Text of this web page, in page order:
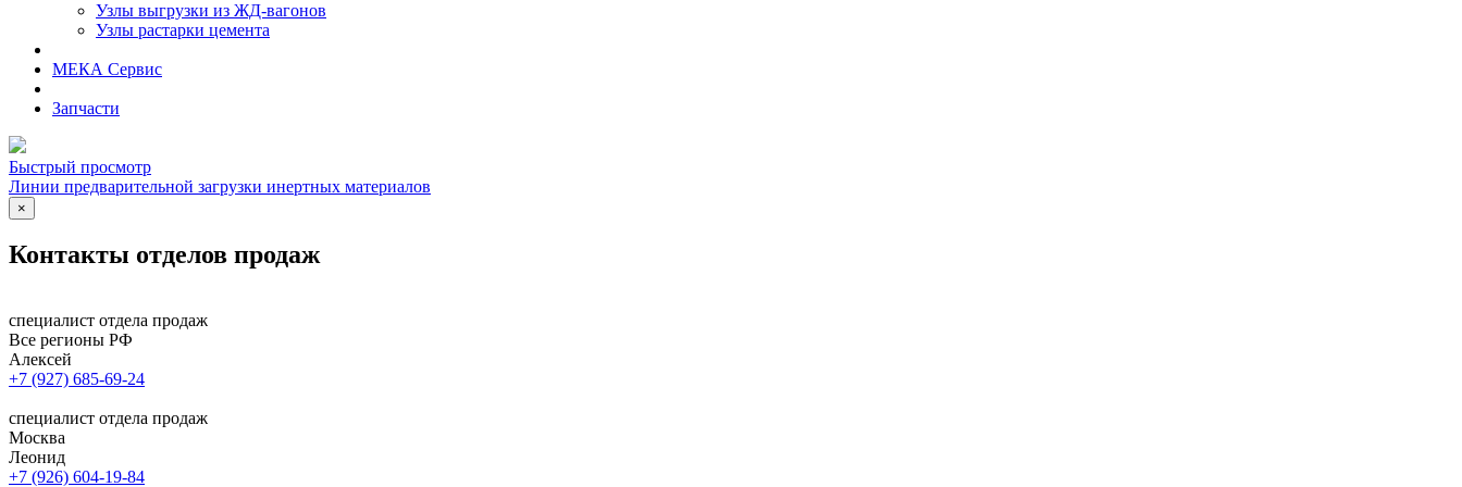
Узлы выгрузки из ЖД-вагонов
Узлы растарки цемента
МЕКА Сервис
Запчасти
Быстрый просмотр
Линии предварительной загрузки инертных материалов
×
Контакты отделов продаж
специалист отдела продаж
Все регионы РФ
Алексей
+7 (927) 685-69-24
специалист отдела продаж
Москва
Леонид
+7 (926) 604-19-84